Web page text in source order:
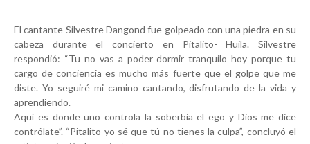
El cantante Silvestre Dangond fue golpeado con una piedra en su
cabeza durante el concierto en Pitalito- Huila. Silvestre
respondió: “Tu no vas a poder dormir tranquilo hoy porque tu
cargo de conciencia es mucho más fuerte que el golpe que me
diste. Yo seguiré mi camino cantando, disfrutando de la vida y
aprendiendo.
Aquí es donde uno controla la soberbia el ego y Dios me dice
contrólate”. “Pitalito yo sé que tú no tienes la culpa”, concluyó el